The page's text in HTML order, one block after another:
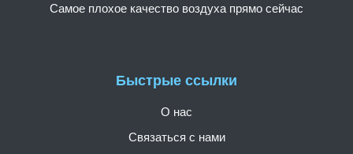
Быстрые ссылки
О нас
Связаться с нами
Самое плохое качество воздуха прямо сейчас